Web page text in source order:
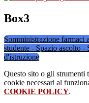
Box3
Somministrazione farmaci
studente - Spazio ascolto
d'istruzione
Questo sito o gli strumenti
cookie necessari al
COOKIE POLICY.